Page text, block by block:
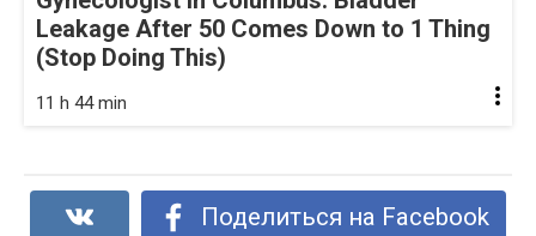
Leakage After 50 Comes Down to 1 Thing
(Stop Doing This)
11 h 44 min
Поделиться на Facebook